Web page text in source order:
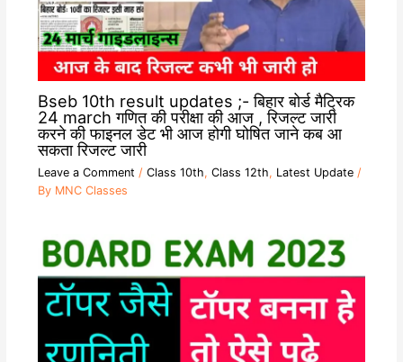
Bseb 10th result updates ;- बिहार बोर्ड मैट्रिक
24 march गणित की परीक्षा की आज , रिजल्ट जारी
करने की फाइनल डेट भी आज होगी घोषित जाने कब आ
सकता रिजल्ट जारी
Leave a Comment / Class 10th, Class 12th, Latest Update/
By MNC Classes